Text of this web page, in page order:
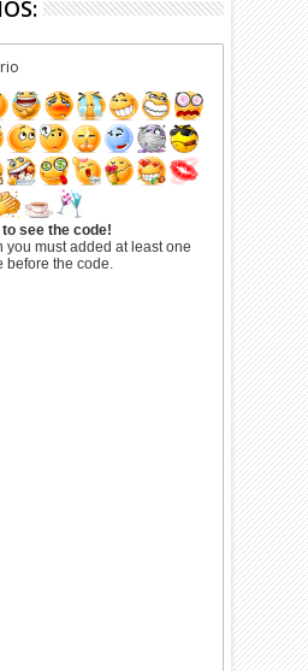
see the code!
you must added at least one
before the code.